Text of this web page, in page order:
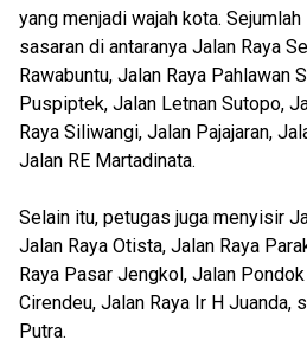
yang menjadi wajah kota.
sasaran di antaranya Jalan Raya
Rawabuntu, Jalan Raya Pahlawan
Puspiptek, Jalan Letnan Sutopo,
Raya Siliwangi, Jalan Pajajaran,
Jalan RE Martadinata.
Selain itu, petugas juga menyisir
Jalan Raya Otista, Jalan Raya
Raya Pasar Jengkol, Jalan
Cirendeu, Jalan Raya Ir H Juanda,
Putra.